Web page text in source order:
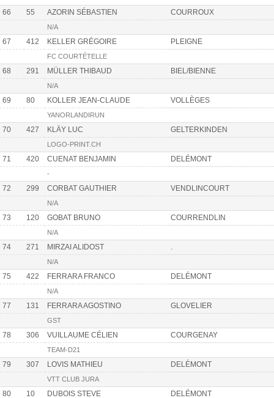
66 55 AZORIN SÉBASTIEN COURROUX
N/A
67 412 KELLER GRÉGOIRE PLEIGNE
FC COURTÉTELLE
68 291 MÜLLER THIBAUD BIEL/BIENNE
N/A
69 80 KOLLER JEAN-CLAUDE VOLLÈGES
YANORLANDIRUN
70 427 KLÄY LUC GELTERKINDEN
LOGO-PRINT.CH
71 420 CUENAT BENJAMIN DELÉMONT
-
72 299 CORBAT GAUTHIER VENDLINCOURT
N/A
73 120 GOBAT BRUNO COURRENDLIN
N/A
74 271 MIRZAI ALIDOST .
N/A
75 422 FERRARA FRANCO DELÉMONT
N/A
77 131 FERRARA AGOSTINO GLOVELIER
GST
78 306 VUILLAUME CÉLIEN COURGENAY
TEAM-D21
79 307 LOVIS MATHIEU DELÉMONT
VTT CLUB JURA
80 10 DUBOIS STEVE DELÉMONT